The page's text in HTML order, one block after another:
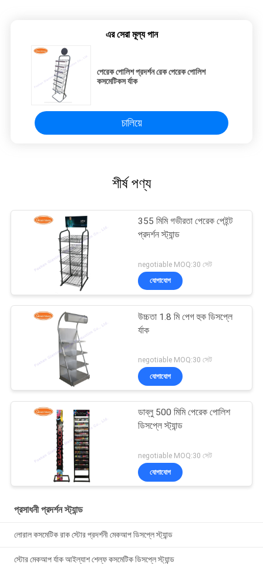
এর সেরা মূল্য পান
পেরেক পোলিশ প্রদর্শন রেক পেরেক পোলিশ
কসমেটিকস র্যাক
চালিয়ে
শীর্ষ পণ্য
355 মিমি গভীরতা পেরেক পেইন্ট
প্রদর্শন স্ট্যান্ড
negotiable MOQ:30 সেট
যোগাযোগ
উচ্চতা 1.8 মি পেগ হুক ডিসপ্লে
র্যাক
negotiable MOQ:30 সেট
যোগাযোগ
ডাব্লু 500 মিমি পেরেক পোলিশ
ডিসপ্লে স্ট্যান্ড
negotiable MOQ:30 সেট
যোগাযোগ
প্রসাধনী প্রদর্শন স্ট্যান্ড
লোরাল কসমেটিক রাক স্টোর প্রদর্শনী মেকআপ ডিসপ্লে স্ট্যান্ড
স্টোর মেকআপ র্যাক আইল্যাশ শেল্ফ কসমেটিক ডিসপ্লে স্ট্যান্ড